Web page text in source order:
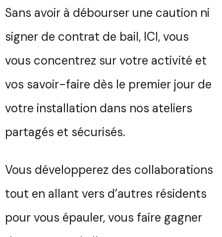
Sans avoir à débourser une caution ni
signer de contrat de bail, ICI, vous
vous concentrez sur votre activité et
vos savoir-faire dès le premier jour de
votre installation dans nos ateliers
partagés et sécurisés.
Vous développerez des collaborations
tout en allant vers d’autres résidents
pour vous épauler, vous faire gagner